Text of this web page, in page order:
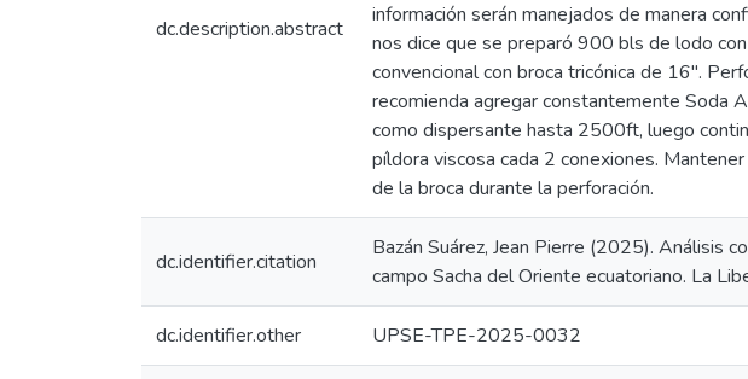
dc.description.abstract
información serán manejados de manera
nos dice que se preparó 900 bls de lodo
convencional con broca tricónica de 16''.
recomienda agregar constantemente Soda
como dispersante hasta 2500ft, luego
píldora viscosa cada 2 conexiones.
de la broca durante la perforación.
dc.identifier.citation
Bazán Suárez, Jean Pierre (2025). Análisis
campo Sacha del Oriente ecuatoriano. La
dc.identifier.other UPSE-TPE-2025-0032